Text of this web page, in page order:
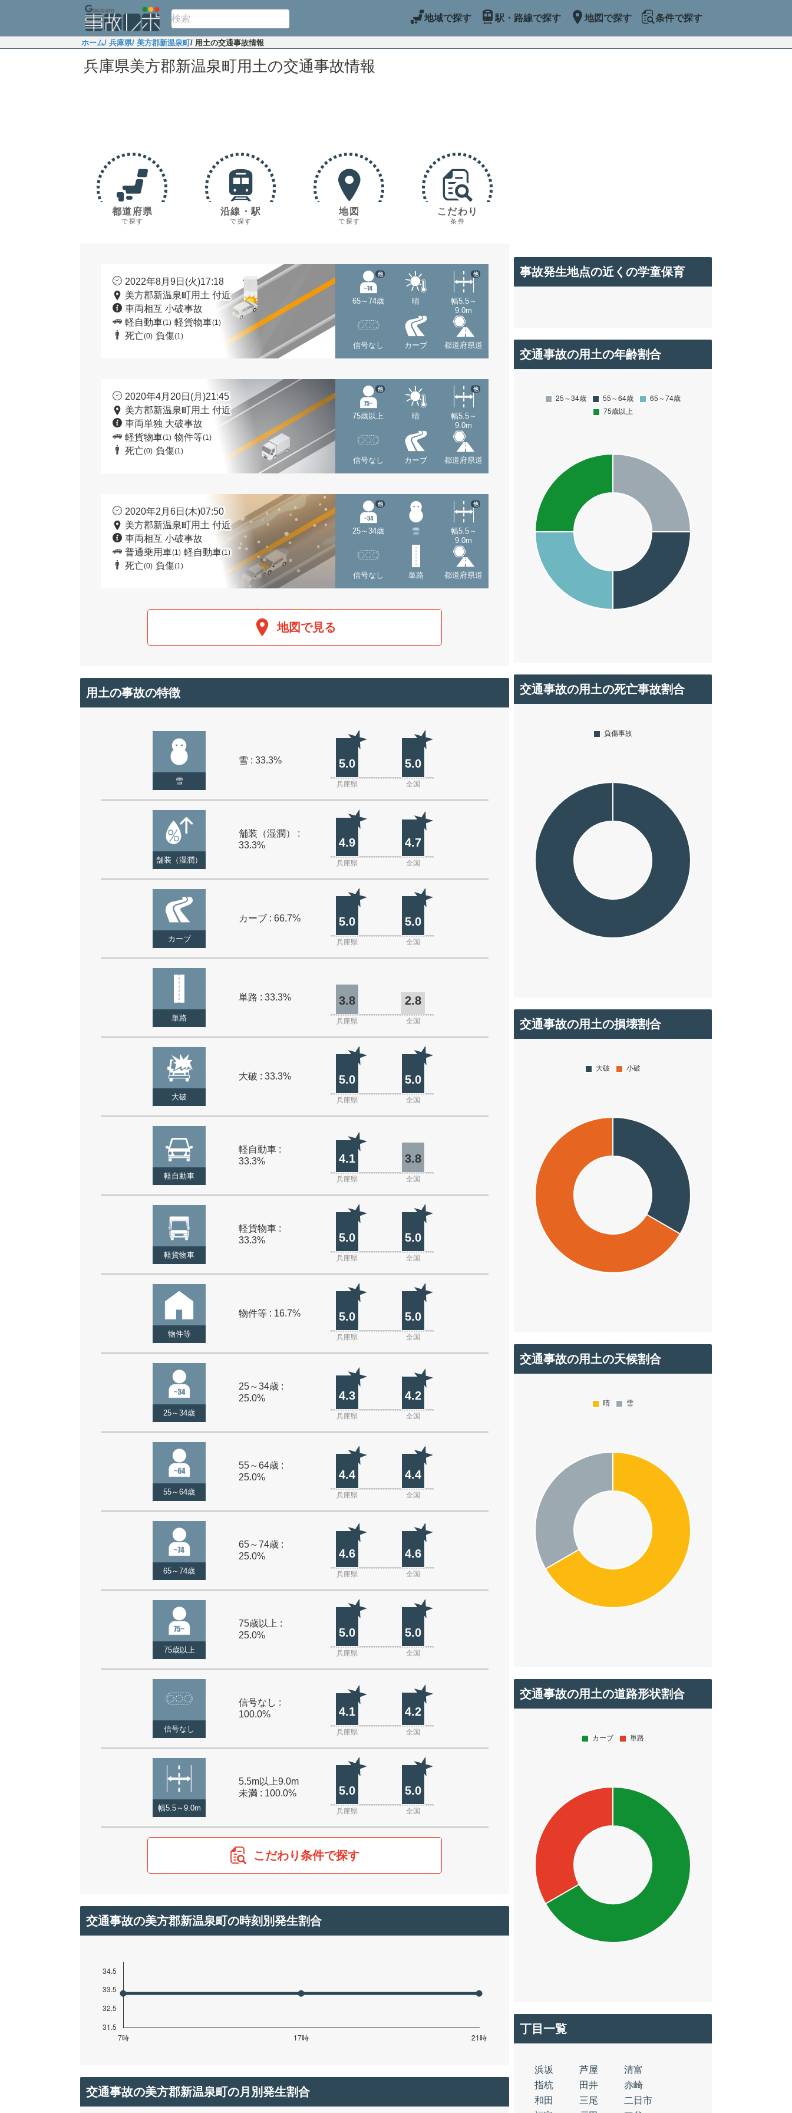
地域で探す 駅・路線で探す 地図で探す 条件で探す
ホーム/ 兵庫県/ 美方郡新温泉町/ 用土の交通事故情報
兵庫県美方郡新温泉町用土の交通事故情報
都道府県
で探す
沿線・駅
で探す
地図
で探す
こだわり
条件
2022年8月9日(火)17:18
美方郡新温泉町用土 付近
車両相互 小破事故
軽自動車(1) 軽貨物車(1)
死亡(0) 負傷(1)
65～74歳
他
晴
幅5.5～
9.0m
他
信号なし カーブ 都道府県道
2020年4月20日(月)21:45
美方郡新温泉町用土 付近
車両単独 大破事故
軽貨物車(1) 物件等(1)
死亡(0) 負傷(1)
75歳以上
他
晴
幅5.5～
9.0m
他
信号なし カーブ 都道府県道
2020年2月6日(木)07:50
美方郡新温泉町用土 付近
車両相互 小破事故
普通乗用車(1) 軽自動車(1)
死亡(0) 負傷(1)
25～34歳
他
雪
幅5.5～
9.0m
他
信号なし 単路 都道府県道
地図で見る
用土の事故の特徴
雪
雪 : 33.3% 5.0 5.0
兵庫県 全国
舗装（湿潤）
舗装（湿潤） :
33.3%
4.9 4.7
兵庫県 全国
カーブ
カーブ : 66.7% 5.0 5.0
兵庫県 全国
単路
単路 : 33.3% 3.8 2.8
兵庫県 全国
大破
大破 : 33.3% 5.0 5.0
兵庫県 全国
軽自動車
軽自動車 :
33.3%
4.1 3.8
兵庫県 全国
軽貨物車
軽貨物車 :
33.3%
5.0 5.0
兵庫県 全国
物件等
物件等 : 16.7% 5.0 5.0
兵庫県 全国
25～34歳
25～34歳 :
25.0%
4.3 4.2
兵庫県 全国
55～64歳
55～64歳 :
25.0%
4.4 4.4
兵庫県 全国
65～74歳
65～74歳 :
25.0%
4.6 4.6
兵庫県 全国
75歳以上
75歳以上 :
25.0%
5.0 5.0
兵庫県 全国
信号なし
信号なし :
100.0%
4.1 4.2
兵庫県 全国
幅5.5～9.0m
5.5m以上9.0m
未満 : 100.0%
5.0 5.0
兵庫県 全国
こだわり条件で探す
交通事故の美方郡新温泉町の時刻別発生割合
交通事故の美方郡新温泉町の月別発生割合
事故発生地点の近くの学童保育
交通事故の用土の年齢割合
交通事故の用土の死亡事故割合
交通事故の用土の損壊割合
交通事故の用土の天候割合
交通事故の用土の道路形状割合
丁目一覧
浜坂 芦屋
清富
指杭
田井
赤崎
和田
三尾
二日市